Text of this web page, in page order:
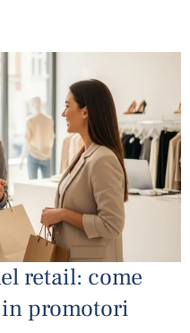
retail: come
promotori